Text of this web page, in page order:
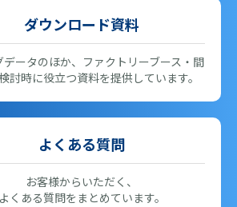
ダウンロード資料
データのほか、ファクトリーブース・間
討時に役立つ資料を提供しています。
よくある質問
お客様からいただく、
よくある質問をまとめています。